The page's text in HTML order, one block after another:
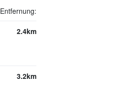
Entfernung:
2.4km
3.2km